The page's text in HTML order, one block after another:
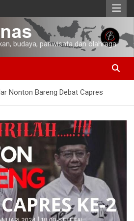
budaya, pariwisata dan olahraga
Nonton Bareng Debat Capres